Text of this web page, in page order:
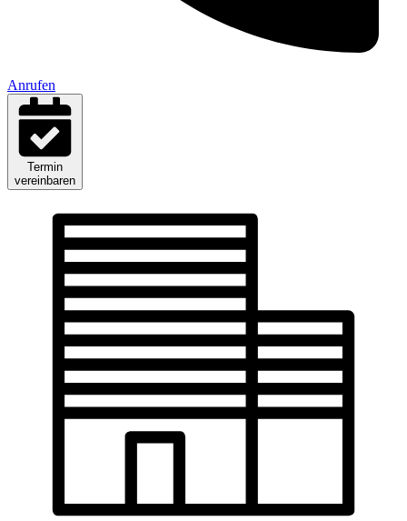
Anrufen
Termin
vereinbaren